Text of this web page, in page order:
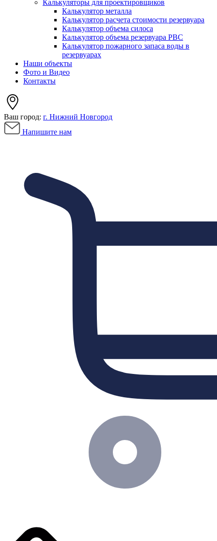
Калькуляторы для проектировщиков
Калькулятор металла
Калькулятор расчета стоимости резервуара
Калькулятор объема силоса
Калькулятор объема резервуара РВС
Калькулятор пожарного запаса воды в
резервуарах
Наши объекты
Фото и Видео
Контакты
Ваш город: г. Нижний Новгород
Напишите нам